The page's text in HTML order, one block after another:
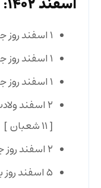
اسفند ۱۴۰۲:
۱ اسفند روز جهانی مافین
۱ اسفند روز جهانی دست‌بند
۱ اسفند روز جهانی عدالت اجتماعی
۲ اسفند
[ ١١ شعبان ]
۲ اسفند روز جهانی زبان مادری
۵ اسفند